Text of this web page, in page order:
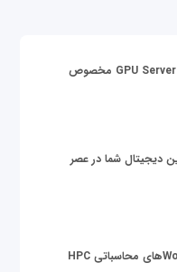
قیمت سرور گرافیکی | خرید GPU Server مخصوص
دیجیتال شما در عصر